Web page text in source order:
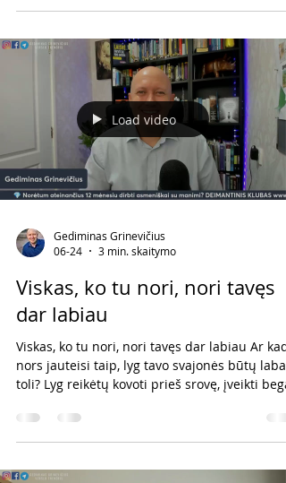
nėra tai, ko mums trūksta. Problema yra tai, ką
tyliai vagia tavo energiją, mažina motyvaciją ir
neleidžia pasiekti tokių rezultatų, kokių esi
verta. Šiandien noriu pasidalinti penkiais
blogais įpročiais, kurių atsisakymas gali
Load video
Gediminas Grinevičius
06-24
3 min. skaitymo
Viskas, ko tu nori, nori tavęs
dar labiau
Viskas, ko tu nori, nori tavęs dar labiau Ar
nors jauteisi taip, lyg tavo svajonės būtų labai
toli? Lyg reikėtų kovoti prieš srovę, įveikti
trokšti? Daugelis žmonių būtent taip ir žiūri į
savo tikslus. Tačiau šiandien noriu pasidalinti
tikru lūžio tašku. Didžiausia klaida – galvoti,